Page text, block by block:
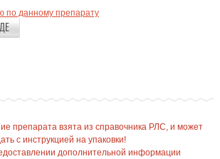
по данному препарату
препарата взята из справочника РЛС, и может
с инструкцией на упаковки!
дополнительной информации